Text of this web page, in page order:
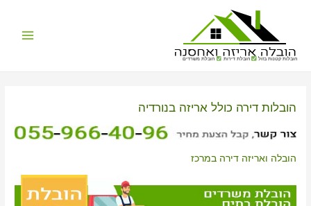
הובלות קטנות בזול הובלת דירות הובלת משרדים
הובלות דירה כולל אריזה בנורדיה
הובלה ואריזה דירה במרכז